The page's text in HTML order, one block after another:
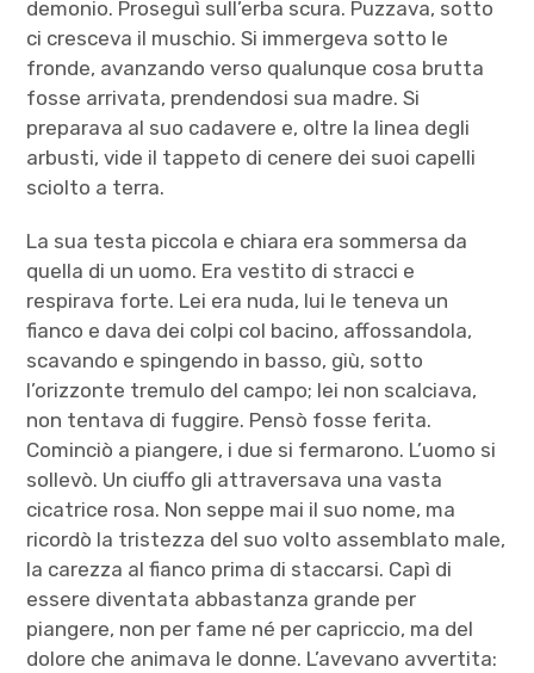
demonio. Proseguì sull’erba scura. Puzzava, sotto
ci cresceva il muschio. Si immergeva sotto le
fronde, avanzando verso qualunque cosa brutta
fosse arrivata, prendendosi sua madre. Si
preparava al suo cadavere e, oltre la linea degli
arbusti, vide il tappeto di cenere dei suoi capelli
sciolto a terra.
La sua testa piccola e chiara era sommersa da
quella di un uomo. Era vestito di stracci e
respirava forte. Lei era nuda, lui le teneva un
fianco e dava dei colpi col bacino, affossandola,
scavando e spingendo in basso, giù, sotto
l’orizzonte tremulo del campo; lei non scalciava,
non tentava di fuggire. Pensò fosse ferita.
Cominciò a piangere, i due si fermarono. L’uomo si
sollevò. Un ciuffo gli attraversava una vasta
cicatrice rosa. Non seppe mai il suo nome, ma
ricordò la tristezza del suo volto assemblato male,
la carezza al fianco prima di staccarsi. Capì di
essere diventata abbastanza grande per
piangere, non per fame né per capriccio, ma del
dolore che animava le donne. L’avevano avvertita: